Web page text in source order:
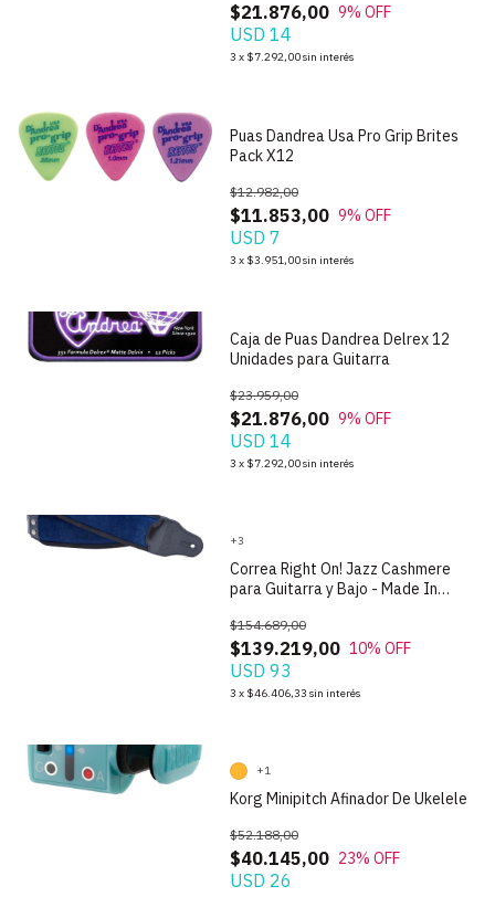
$21.876,00 9% OFF
USD 14
3 x $7.292,00sin interés
Puas Dandrea Usa Pro Grip Brites
Pack X12
$11.853,00
$12.982,00
9% OFF
USD 7
3 x $3.951,00sin interés
Caja de Puas Dandrea Delrex 12
Unidades para Guitarra
$21.876,00
$23.959,00
9% OFF
USD 14
3 x $7.292,00sin interés
Correa Right On! Jazz Cashmere
para Guitarra y Bajo - Made In
$139.219,00
$154.689,00
10% OFF
USD 93
3 x $46.406,33 sin interés
+3
Korg Minipitch Afinador De Ukelele
$40.145,00
$52.188,00
23% OFF
USD 26
+1